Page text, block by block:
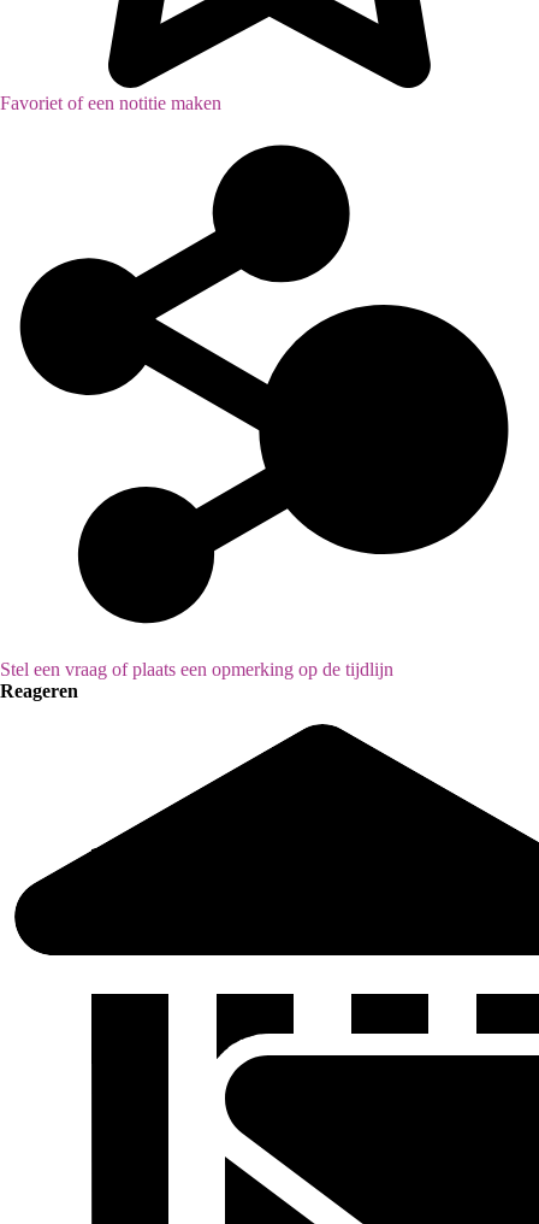
Favoriet of een notitie maken
Stel een vraag of plaats een opmerking op de tijdlijn
Reageren